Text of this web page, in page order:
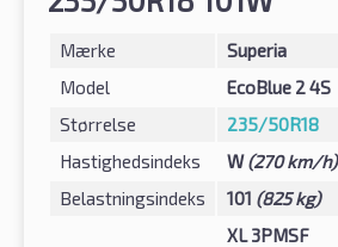
Mærke
Superia
Model
EcoBlue 2 4S
Størrelse
235/50R18
Hastighedsindeks
W(270 km/h)
Belastningsindeks
101 (825 kg)
XL 3PMSF